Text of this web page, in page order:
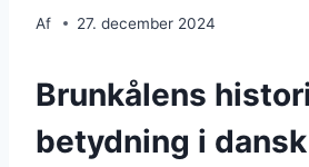
Af 27. december 2024
Brunkålens
betydning i dansk